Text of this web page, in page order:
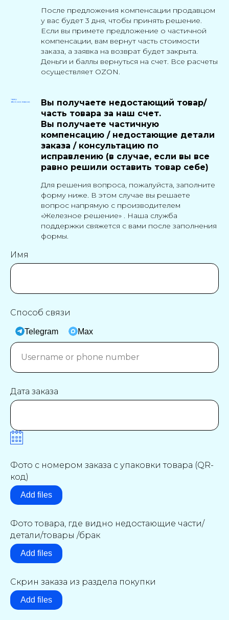
После предложения компенсации продавцом
у вас будет 3 дня, чтобы принять решение.
Если вы примете предложение о частичной
компенсации, вам вернут часть стоимости
заказа, а заявка на возврат будет закрыта.
Деньги и баллы вернуться на счет. Все расчеты
осуществляет OZON.
Вы получаете недостающий товар/
часть товара за наш счет.
Вы получаете частичную
компенсацию / недостающие детали
заказа / консультацию по
исправлению (в случае, если вы все
равно решили оставить товар себе)
Для решения вопроса, пожалуйста, заполните
форму ниже. В этом случае вы решаете
вопрос напрямую с производителем
«Железное решение» . Наша служба
поддержки свяжется с вами после заполнения
формы.
Имя
Способ связи
Telegram Max
Дата заказа
Фото с номером заказа с упаковки товара (QR-
код)
Add files
Фото товара, где видно недостающие части/
детали/товары /брак
Add files
Скрин заказа из раздела покупки
Add files